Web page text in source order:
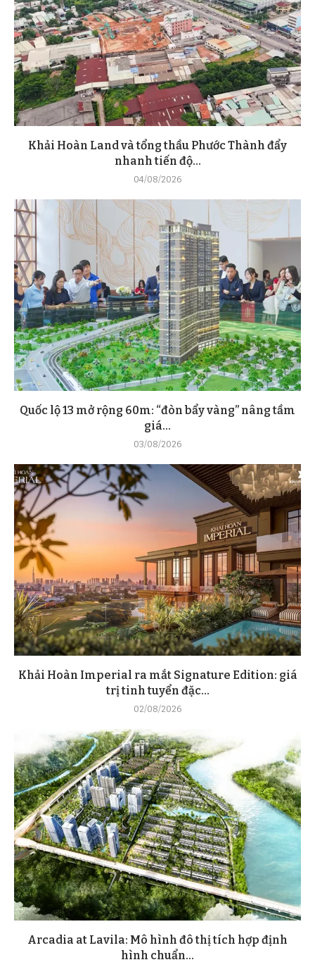
Khải Hoàn Land và tổng thầu Phước Thành đẩy
nhanh tiến độ...
04/08/2026
Quốc lộ 13 mở rộng 60m: “đòn bẩy vàng” nâng tầm
giá...
03/08/2026
Khải Hoàn Imperial ra mắt Signature Edition: giá
trị tinh tuyển đặc...
02/08/2026
Arcadia at Lavila: Mô hình đô thị tích hợp định
hình chuẩn...